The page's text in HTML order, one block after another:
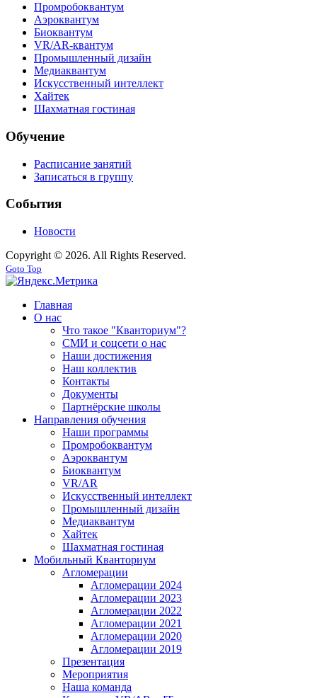
Промробоквантум
Аэроквантум
Биоквантум
VR/AR-квантум
Промышленный дизайн
Медиаквантум
Искусственный интеллект
Хайтек
Шахматная гостиная
Обучение
Расписание занятий
Записаться в группу
События
Новости
Copyright © 2026. All Rights Reserved.
Goto Top
Главная
О нас
Что такое "Кванториум"?
СМИ и соцсети о нас
Наши достижения
Наш коллектив
Контакты
Документы
Партнёрские школы
Направления обучения
Наши программы
Промробоквантум
Аэроквантум
Биоквантум
VR/AR
Искусственный интеллект
Промышленный дизайн
Медиаквантум
Хайтек
Шахматная гостиная
Мобильный Кванториум
Агломерации
Агломерации 2024
Агломерации 2023
Агломерации 2022
Агломерации 2021
Агломерации 2020
Агломерации 2019
Презентация
Мероприятия
Наша команда